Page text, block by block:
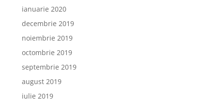
ianuarie 2020
decembrie 2019
noiembrie 2019
octombrie 2019
septembrie 2019
august 2019
iulie 2019